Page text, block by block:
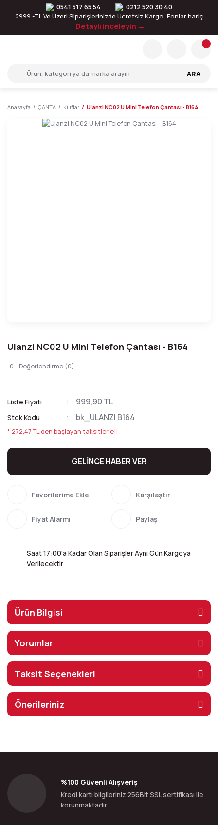
0541 517 65 54
0212 520 30 40
2999.-TL Ve Üzeri Siparişlerinizde Ücretsiz Kargo, Fonlar hariç
Detaylı inceleyin →
ARA
Anasayfa ÇANTA Kılıflar Ulanzi NC02 U Mini Telefon Çantası - B164
Ulanzi NC02 U Mini Telefon Çantası - B164
0 - Değerlendirme (0)
Liste Fiyatı 999,90 TL
Stok Kodu bk_ULANZI B164
* 272,47 TL den başlayan taksitlerle!!
GELİNCE HABER VER
Karşılaştır
Fiyat Alarmı Paylaş
Saat 17:00'a Kadar Olan Siparişler Aynı Gün Kargoya
Verilecektir
Ürün Bilgisi
Yorumlar
Taksit Seçenekleri
Önerileriniz
%100 Güvenli Alışveriş
Kredi kartı bilgileriniz 256Bit SSL sertifikası ile
korunmaktadır.